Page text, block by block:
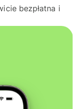
bezpłatna i